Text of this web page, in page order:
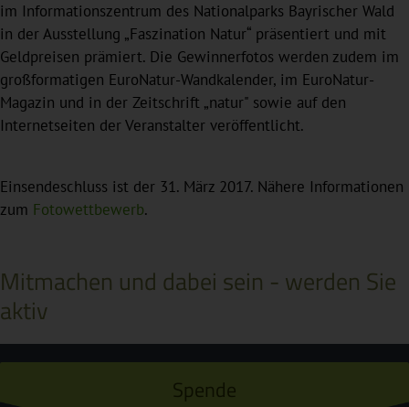
im Informationszentrum des Nationalparks Bayrischer Wald
in der Ausstellung „Faszination Natur“ präsentiert und mit
Geldpreisen prämiert. Die Gewinnerfotos werden zudem im
großformatigen EuroNatur-Wandkalender, im EuroNatur-
Magazin und in der Zeitschrift „natur" sowie auf den
Internetseiten der Veranstalter veröffentlicht.
Einsendeschluss ist der 31. März 2017. Nähere Informationen
zum Fotowettbewerb.
Mitmachen und dabei sein - werden Sie
aktiv
Spende